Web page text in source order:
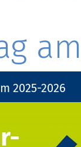
2025-2026